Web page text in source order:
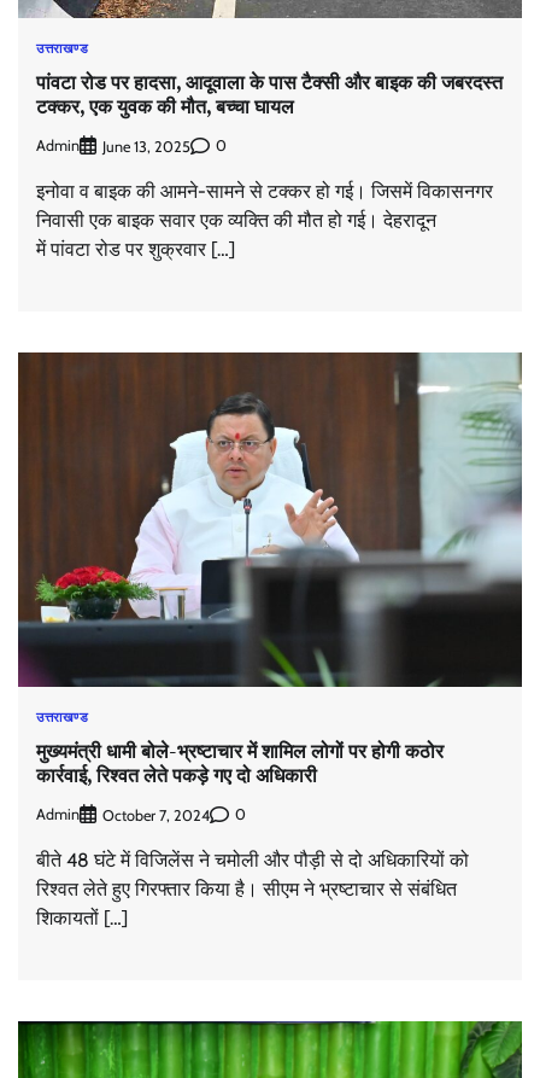
उत्तराखण्ड
पांवटा रोड पर हादसा, आदूवाला के पास टैक्सी और बाइक की जबरदस्त
टक्कर, एक युवक की मौत, बच्चा घायल
Admin June 13, 2025 0
इनोवा व बाइक की आमने-सामने से टक्कर हो गई। जिसमें विकासनगर
निवासी एक बाइक सवार एक व्यक्ति की मौत हो गई। देहरादून
में पांवटा रोड पर शुक्रवार […]
उत्तराखण्ड
मुख्यमंत्री धामी बोले-भ्रष्टाचार में शामिल लोगों पर होगी कठोर
कार्रवाई, रिश्वत लेते पकड़े गए दो अधिकारी
Admin October 7, 2024 0
बीते 48 घंटे में विजिलेंस ने चमोली और पौड़ी से दो अधिकारियों को
रिश्वत लेते हुए गिरफ्तार किया है। सीएम ने भ्रष्टाचार से संबंधित
शिकायतों […]